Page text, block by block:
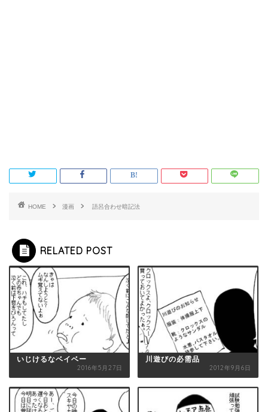
HOME 漫画 語呂合わせ暗記法
RELATED POST
いじけるなベイベー
2016年5月27日
川遊びの必需品
2012年9月6日